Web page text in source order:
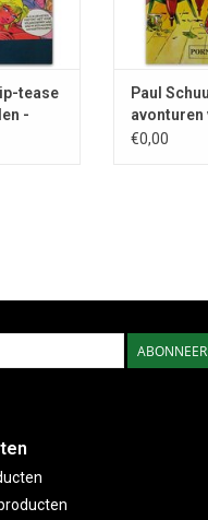
tease
-
Paul
avonturen
- 1982
€0,00
ABONNEER